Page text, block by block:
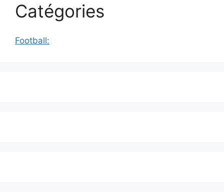
Catégories
Football: